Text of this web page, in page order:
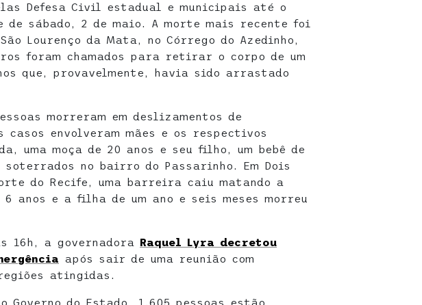
Defesa Civil estadual e municipais até o
sábado, 2 de maio. A morte mais recente foi
Lourenço da Mata, no Córrego do Azedinho,
foram chamados para retirar o corpo de um
que, provavelmente, havia sido arrastado
morreram em deslizamentos de
envolveram mães e os respectivos
uma moça de 20 anos e seu filho, um bebê de
soterrados no bairro do Passarinho. Em Dois
do Recife, uma barreira caiu matando a
anos e a filha de um ano e seis meses morreu
16h, a governadora Raquel Lyra decretou
após sair de uma reunião com
atingidas.
Governo do Estado, 1.605 pessoas estão